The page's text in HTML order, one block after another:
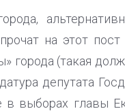
на этот
города (такая
депутата
выборах главы